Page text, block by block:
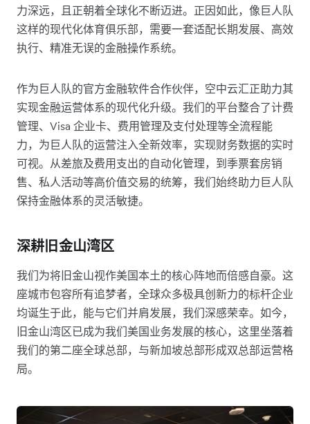
力深远，且正朝着全球化不断迈进。正因如此，像巨人队
这样的现代化体育俱乐部，需要一套适配长期发展、高效
执行、精准无误的金融操作系统。
作为巨人队的官方金融软件合作伙伴，空中云汇正助力其
实现金融运营体系的现代化升级。我们的平台整合了计费
管理、Visa 企业卡、费用管理及支付处理等全流程能
力，为巨人队的运营注入全新效率，实现财务数据的实时
可视。从差旅及费用支出的自动化管理，到季票套房销
售、私人活动等高价值交易的统筹，我们始终助力巨人队
保持金融体系的灵活敏捷。
深耕旧金山湾区
我们为将旧金山视作美国本土的核心阵地而倍感自豪。这
座城市包容所有追梦者，全球众多极具创新力的标杆企业
均诞生于此，能与它们并肩发展，我们深感荣幸。如今，
旧金山湾区已成为我们美国业务发展的核心，这里坐落着
我们的第二座全球总部，与新加坡总部形成双总部运营格
局。